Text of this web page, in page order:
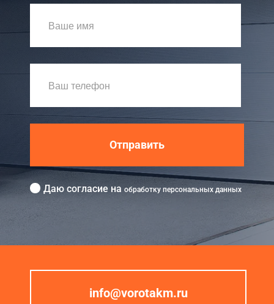
Отправить
Даю согласие на обработку персональных данных
info@vorotakm.ru